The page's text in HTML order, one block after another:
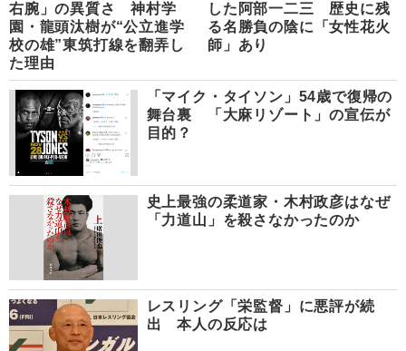
右腕」の異質さ 神村学
園・龍頭汰樹が“公立進学
校の雄”東筑打線を翻弄し
た理由
した阿部一二三 歴史に残
る名勝負の陰に「女性花火
師」あり
「マイク・タイソン」54歳で復帰の
舞台裏 「大麻リゾート」の宣伝が
目的？
史上最強の柔道家・木村政彦はなぜ
「力道山」を殺さなかったのか
レスリング「栄監督」に悪評が続
出 本人の反応は